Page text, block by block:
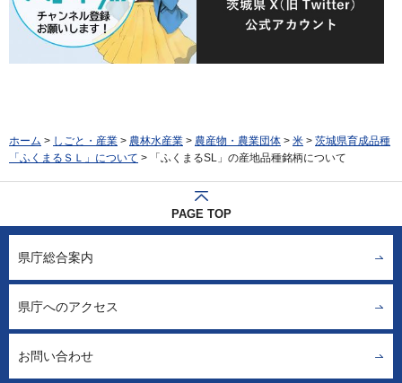
ホーム > しごと・産業 > 農林水産業 > 農産物・農業団体 > 米 > 茨城県育成品種
「ふくまるＳＬ」について > 「ふくまるSL」の産地品種銘柄について
PAGE TOP
県庁総合案内
県庁へのアクセス
お問い合わせ